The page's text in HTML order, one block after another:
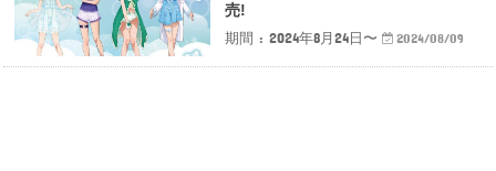
売!
期間 : 2024年8月24日〜
2024/08/09